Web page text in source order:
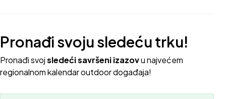
Pronađi svoju sledeću trku!
Pronađi svojsledeći savršeni izazovu najvećem
regionalnom kalendar outdoor događaja!